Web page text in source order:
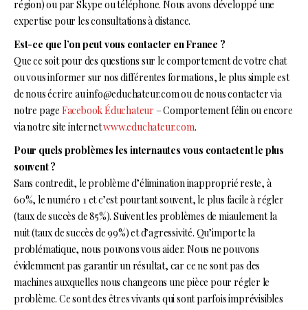
région) ou par Skype ou téléphone. Nous avons développé une
expertise pour les consultations à distance.
Est-ce que l’on peut vous contacter en France ?
Que ce soit pour des questions sur le comportement de votre chat
ou vous informer sur nos différentes formations, le plus simple est
de nous écrire au info@educhateur.com ou de nous contacter via
notre page Facebook Éduchateur – Comportement félin ou encore
via notre site internetwww.educhateur.com.
Pour quels problèmes les internautes vous contactent le plus
souvent ?
Sans contredit, le problème d’élimination inapproprié reste, à
60%, le numéro 1 et c’est pourtant souvent, le plus facile à régler
(taux de succès de 85%). Suivent les problèmes de miaulement la
nuit (taux de succès de 99%) et d’agressivité. Qu’importe la
problématique, nous pouvons vous aider. Nous ne pouvons
évidemment pas garantir un résultat, car ce ne sont pas des
machines auxquelles nous changeons une pièce pour régler le
problème. Ce sont des êtres vivants qui sont parfois imprévisibles